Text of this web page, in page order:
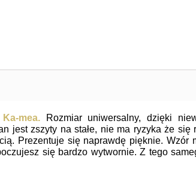
mea.
Rozmiar uniwersalny, dzięki
jest zszyty na stałe, nie ma ryzyka że się
Prezentuje się naprawdę pięknie. Wzór
się bardzo wytwornie. Z tego